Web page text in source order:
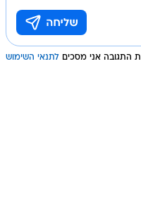
התגובה אני מסכים לתנאי השימוש